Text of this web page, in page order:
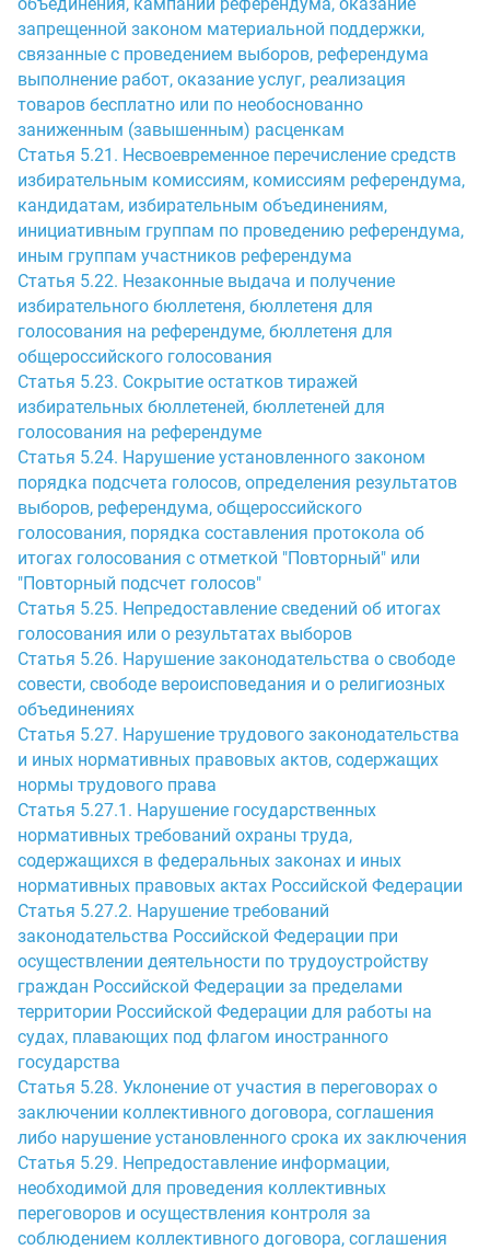
запрещенной законом материальной поддержки,
связанные с проведением выборов, референдума
выполнение работ, оказание услуг, реализация
товаров бесплатно или по необоснованно
заниженным (завышенным) расценкам
Статья 5.21. Несвоевременное перечисление средств
избирательным комиссиям, комиссиям референдума,
кандидатам, избирательным объединениям,
инициативным группам по проведению референдума,
иным группам участников референдума
Статья 5.22. Незаконные выдача и получение
избирательного бюллетеня, бюллетеня для
голосования на референдуме, бюллетеня для
общероссийского голосования
Статья 5.23. Сокрытие остатков тиражей
избирательных бюллетеней, бюллетеней для
голосования на референдуме
Статья 5.24. Нарушение установленного законом
порядка подсчета голосов, определения результатов
выборов, референдума, общероссийского
голосования, порядка составления протокола об
итогах голосования с отметкой "Повторный" или
"Повторный подсчет голосов"
Статья 5.25. Непредоставление сведений об итогах
голосования или о результатах выборов
Статья 5.26. Нарушение законодательства о свободе
совести, свободе вероисповедания и о религиозных
объединениях
Статья 5.27. Нарушение трудового законодательства
и иных нормативных правовых актов, содержащих
нормы трудового права
Статья 5.27.1. Нарушение государственных
нормативных требований охраны труда,
содержащихся в федеральных законах и иных
нормативных правовых актах Российской Федерации
Статья 5.27.2. Нарушение требований
законодательства Российской Федерации при
осуществлении деятельности по трудоустройству
граждан Российской Федерации за пределами
территории Российской Федерации для работы на
судах, плавающих под флагом иностранного
государства
Статья 5.28. Уклонение от участия в переговорах о
заключении коллективного договора, соглашения
либо нарушение установленного срока их заключения
Статья 5.29. Непредоставление информации,
необходимой для проведения коллективных
переговоров и осуществления контроля за
соблюдением коллективного договора, соглашения